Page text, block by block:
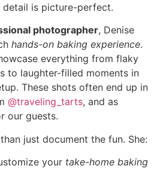
detail is picture-perfect.
photographer, Denise
hands-on baking experience.
everything from flaky
to laughter-filled moments in
These shots often end up in
@traveling_tarts, and as
our guests.
just document the fun. She:
your take-home baking